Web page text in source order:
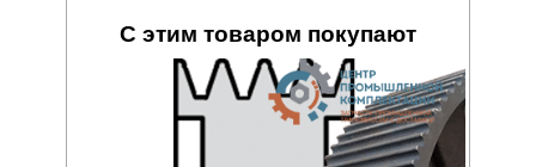
С этим товаром покупают
57